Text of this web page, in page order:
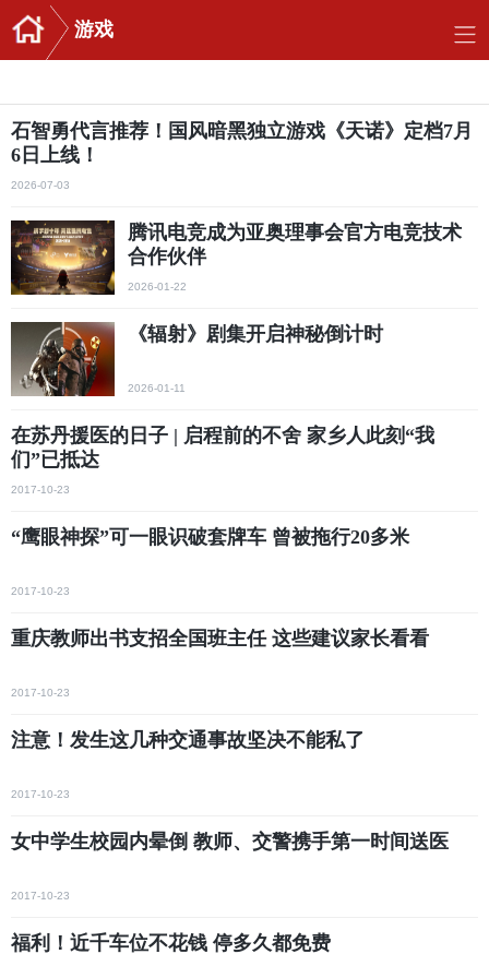
游戏
石智勇代言推荐！国风暗黑独立游戏《天诺》定档7月
6日上线！
2026-07-03
腾讯电竞成为亚奥理事会官方电竞技术
合作伙伴
2026-01-22
《辐射》剧集开启神秘倒计时
2026-01-11
在苏丹援医的日子 | 启程前的不舍 家乡人此刻“我
们”已抵达
2017-10-23
“鹰眼神探”可一眼识破套牌车 曾被拖行20多米
2017-10-23
重庆教师出书支招全国班主任 这些建议家长看看
2017-10-23
注意！发生这几种交通事故坚决不能私了
2017-10-23
女中学生校园内晕倒 教师、交警携手第一时间送医
2017-10-23
福利！近千车位不花钱 停多久都免费